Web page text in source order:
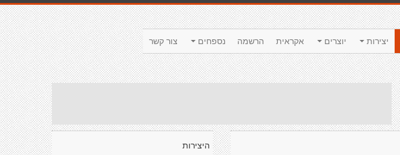
צור קשר נספחים הרשמה אקראית יוצרים יצירות
היצירות